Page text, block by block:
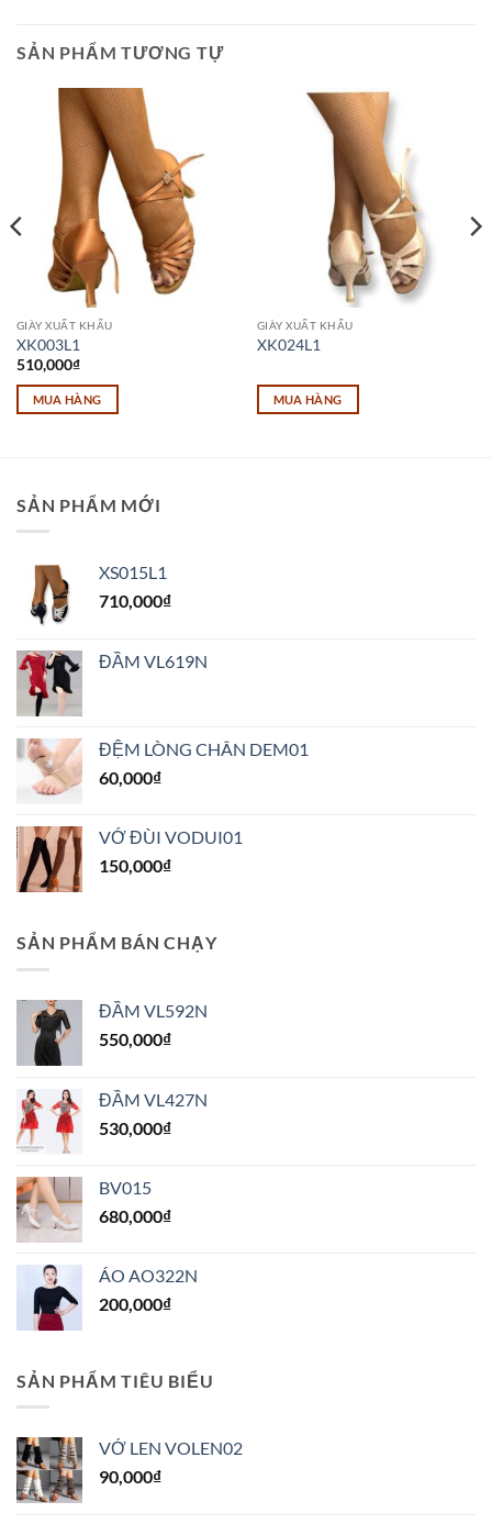
SẢN PHẨM TƯƠNG TỰ
GIÀY XUẤT KHẨU
XK003L1
510,000₫
MUA HÀNG
nhiều
thể.
Các
tùy
có
thể
được
trên
trang
sản
GIÀY XUẤT KHẨU
XK024L1
MUA HÀNG
SẢN PHẨM MỚI
XS015L1
710,000₫
ĐẦM VL619N
ĐỆM LÒNG CHÂN DEM01
60,000₫
VỚ ĐÙI VODUI01
150,000₫
SẢN PHẨM BÁN CHẠY
ĐẦM VL592N
550,000₫
ĐẦM VL427N
530,000₫
BV015
680,000₫
ÁO AO322N
200,000₫
SẢN PHẨM TIÊU BIỂU
VỚ LEN VOLEN02
90,000₫